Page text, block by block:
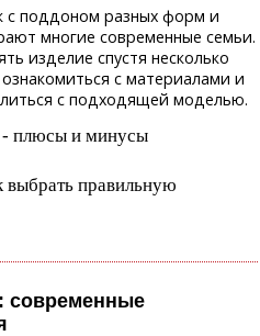
с поддоном разных форм и
многие современные семьи.
изделие спустя несколько
с материалами и
с подходящей моделью.
- плюсы и минусы
выбрать правильную
современные